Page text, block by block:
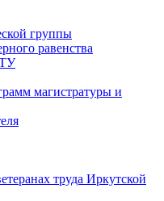
группы
равенства
магистратуры и
труда Иркутской